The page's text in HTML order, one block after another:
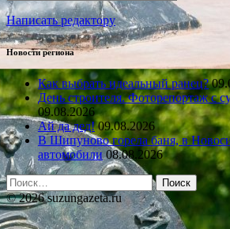
Написать редактору
Новости региона
Как выбрать идеальный ранец?
День строителя. Фоторепортаж с
09.08.2026
Ай да дед! 09.08.2026
В Шипуново горела баня, в
автомобили 08.08.2026
Найти:
© 2026 suzungazeta.ru